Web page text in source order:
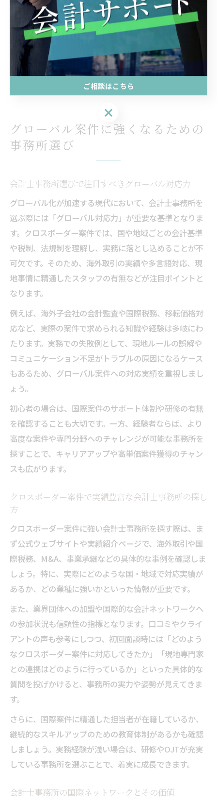
トからの信頼を獲得しています。
分析・提案力は、実務経験を積むことで磨かれるととも
に、先輩や専門家のアドバイスを積極的に取り入れるこ
とが成長の近道です。分析ツールや最新の業界動向を学
び続ける姿勢が、クロスボーダー案件でのキャリアアッ
グローバル案件に強くなるための
事務所選び
会計士事務所選びで注目すべきグローバル対応力
グローバル化が加速する現代において、会計士事務所を
選ぶ際には「グローバル対応力」が重要な基準となりま
す。クロスボーダー案件では、国や地域ごとの会計基準
や税制、法規制を理解し、実務に落とし込めることが不
可欠です。そのため、海外取引の実績や多言語対応、現
地事情に精通したスタッフの有無などが注目ポイントと
なります。
例えば、海外子会社の会計監査や国際税務、移転価格対
応など、実際の案件で求められる知識や経験は多岐にわ
たります。実務での失敗例として、現地ルールの誤解や
コミュニケーション不足がトラブルの原因になるケース
もあるため、グローバル案件への対応実績を重視しまし
ょう。
初心者の場合は、国際案件のサポート体制や研修の有無
を確認することも大切です。一方、経験者ならば、より
高度な案件や専門分野へのチャレンジが可能な事務所を
探すことで、キャリアアップや高単価案件獲得のチャン
スも広がります。
クロスボーダー案件で実績豊富な会計士事務所の探し
方
クロスボーダー案件に強い会計士事務所を探す際は、ま
ず公式ウェブサイトや実績紹介ページで、海外取引や国
際税務、M&A、事業承継などの具体的な事例を確認しま
しょう。特に、実際にどのような国・地域で対応実績が
あるか、どの業種に強いかといった情報が重要です。
また、業界団体への加盟や国際的な会計ネットワークへ
の参加状況も信頼性の指標となります。口コミやクライ
アントの声も参考にしつつ、初回面談時には「どのよう
なクロスボーダー案件に対応してきたか」「現地専門家
との連携はどのように行っているか」といった具体的な
質問を投げかけると、事務所の実力や姿勢が見えてきま
す。
さらに、国際案件に精通した担当者が在籍しているか、
継続的なスキルアップのための教育体制があるかも確認
しましょう。実務経験が浅い場合は、研修やOJTが充実
している事務所を選ぶことで、着実に成長できます。
会計士事務所の国際ネットワークとその価値
ご相談はこちら
ご相談はこちら